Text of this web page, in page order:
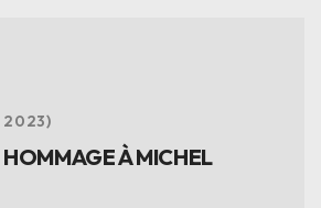
2023
HOMMAGE À MICHEL